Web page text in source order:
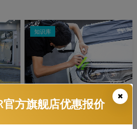
哪
知识库
YEECAR：隐形车衣多久发黄，有
官方旗舰店优惠报价